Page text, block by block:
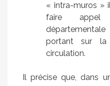
« intra-muros »
faire
portant sur la
circulation.
Il précise que, dans